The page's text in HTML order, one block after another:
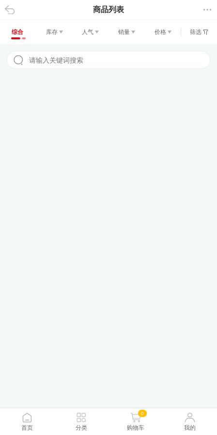
返回 商品列表
综合 库存 人气 销量 价格 筛选
首页 分类
0
购物车 我的